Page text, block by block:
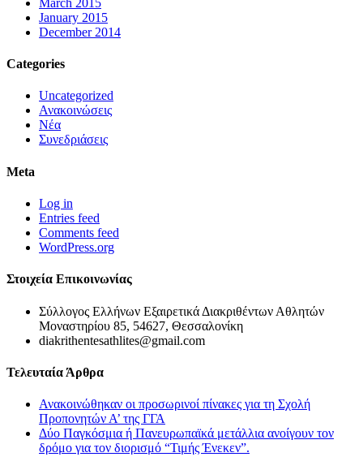
March 2015
January 2015
December 2014
Categories
Uncategorized
Ανακοινώσεις
Νέα
Συνεδριάσεις
Meta
Log in
Entries feed
Comments feed
WordPress.org
Στοιχεία Επικοινωνίας
Σύλλογος Ελλήνων Εξαιρετικά Διακριθέντων Αθλητών
Μοναστηρίου 85, 54627, Θεσσαλονίκη
diakrithentesathlites@gmail.com
Τελευταία Άρθρα
Ανακοινώθηκαν οι προσωρινοί πίνακες για τη Σχολή
Προπονητών Α’ της ΓΓΑ
Δύο Παγκόσμια ή Πανευρωπαϊκά μετάλλια ανοίγουν τον
δρόμο για τον διορισμό “Τιμής Ένεκεν”.